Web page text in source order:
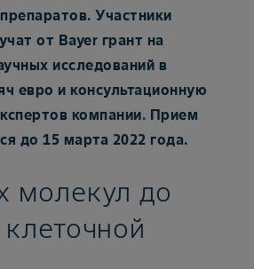
Участники
от Bayer грант на
исследований в
евро и консультационную
компании. Прием
до 15 марта 2022 года.
молекул до